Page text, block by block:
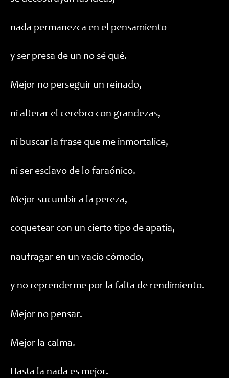
nada permanezca en el pensamiento
y ser presa de un no sé qué.
Mejor no perseguir un reinado,
ni alterar el cerebro con grandezas,
ni buscar la frase que me inmortalice,
ni ser esclavo de lo faraónico.
Mejor sucumbir a la pereza,
coquetear con un cierto tipo de apatía,
naufragar en un vacío cómodo,
y no reprenderme por la falta de rendimiento.
Mejor no pensar.
Mejor la calma.
Hasta la nada es mejor.